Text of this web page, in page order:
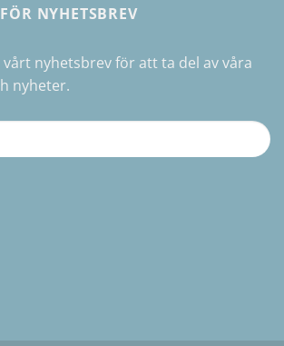
NYHETSBREV
vårt nyhetsbrev för att ta del av våra
nyheter.